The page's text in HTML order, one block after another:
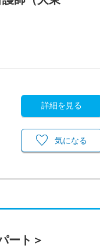
詳細を見る
気になる
ート＞